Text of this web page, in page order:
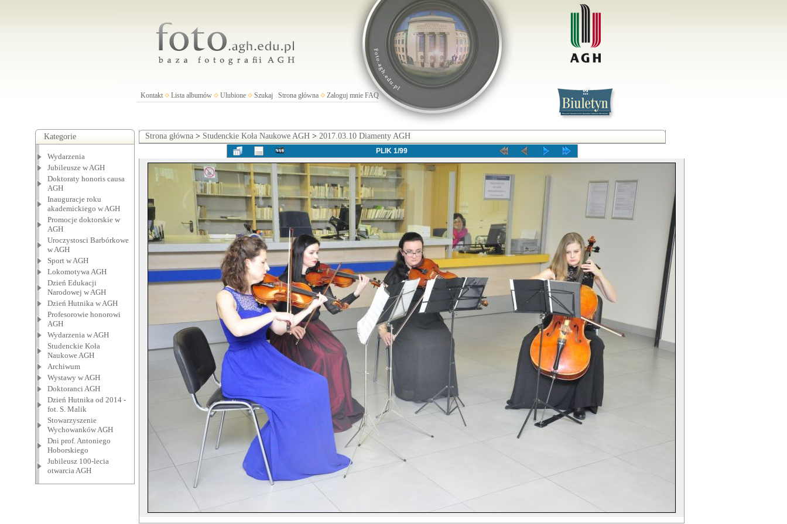
Kontakt Lista albumów Ulubione Szukaj Strona główna Zaloguj mnie FAQ
Kategorie
Wydarzenia
Jubileusze w AGH
Doktoraty honoris causa
AGH
Inauguracje roku
akademickiego w AGH
Promocje doktorskie w
AGH
Uroczystosci Barbórkowe
w AGH
Sport w AGH
Lokomotywa AGH
Dzień Edukacji
Narodowej w AGH
Dzień Hutnika w AGH
Profesorowie honorowi
AGH
Wydarzenia w AGH
Studenckie Koła
Naukowe AGH
Archiwum
Wystawy w AGH
Doktoranci AGH
Dzień Hutnika od 2014 -
fot. S. Malik
Stowarzyszenie
Wychowanków AGH
Dni prof. Antoniego
Hoborskiego
Jubileusz 100-lecia
otwarcia AGH
Strona główna> Studenckie Koła Naukowe AGH> 2017.03.10 Diamenty AGH
PLIK 1/99